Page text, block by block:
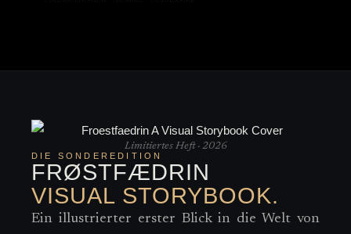
Limitiertes Heft · 2026
DIE SONDEREDITION
FRØSTFÆDRIN
VISUAL STORYBOOK.
Ein illustrierter erster Blick in die Welt von